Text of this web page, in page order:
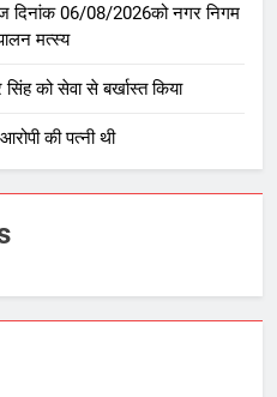
दिनांक 06/08/2026को नगर निगम
मत्स्य
को सेवा से बर्खास्त किया
की पत्नी थी